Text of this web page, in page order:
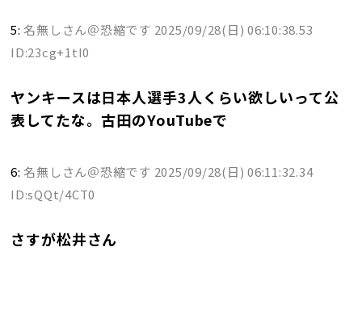
5:名無しさん＠恐縮です 2025/09/28(日) 06:10:38.53
ID:23cg+1tI0
ヤンキースは日本人選手3人くらい欲しいって公
表してたな。古田のYouTubeで
6:名無しさん＠恐縮です 2025/09/28(日) 06:11:32.34
ID:sQQt/4CT0
さすが松井さん